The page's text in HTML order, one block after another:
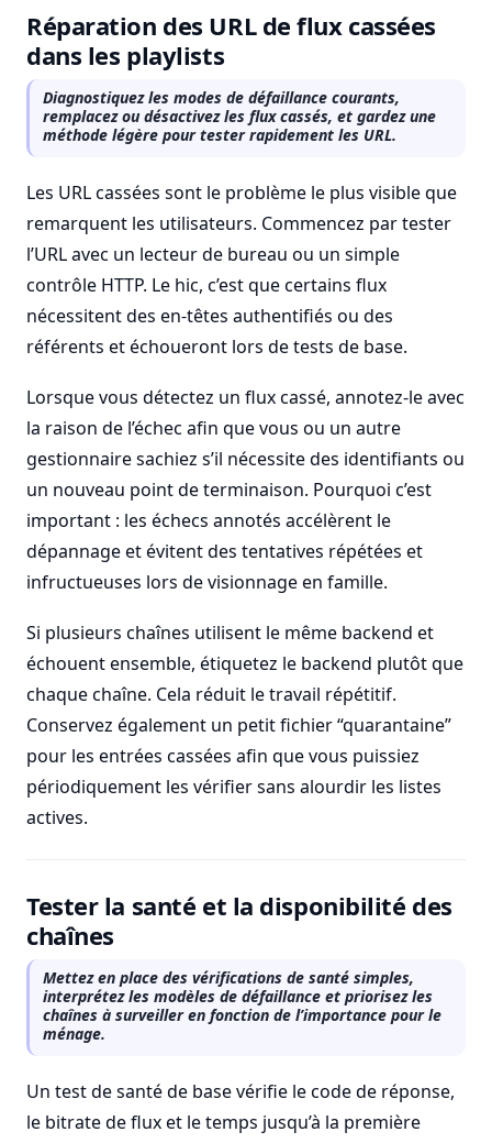
Réparation des URL de flux cassées
dans les playlists
Diagnostiquez les modes de défaillance courants,
remplacez ou désactivez les flux cassés, et gardez une
méthode légère pour tester rapidement les URL.
Les URL cassées sont le problème le plus visible que
remarquent les utilisateurs. Commencez par tester
l’URL avec un lecteur de bureau ou un simple
contrôle HTTP. Le hic, c’est que certains flux
nécessitent des en-têtes authentifiés ou des
référents et échoueront lors de tests de base.
Lorsque vous détectez un flux cassé, annotez-le avec
la raison de l’échec afin que vous ou un autre
gestionnaire sachiez s’il nécessite des identifiants ou
un nouveau point de terminaison. Pourquoi c’est
important : les échecs annotés accélèrent le
dépannage et évitent des tentatives répétées et
infructueuses lors de visionnage en famille.
Si plusieurs chaînes utilisent le même backend et
échouent ensemble, étiquetez le backend plutôt que
chaque chaîne. Cela réduit le travail répétitif.
Conservez également un petit fichier “quarantaine”
pour les entrées cassées afin que vous puissiez
périodiquement les vérifier sans alourdir les listes
actives.
Tester la santé et la disponibilité des
chaînes
Mettez en place des vérifications de santé simples,
interprétez les modèles de défaillance et priorisez les
chaînes à surveiller en fonction de l’importance pour le
ménage.
Un test de santé de base vérifie le code de réponse,
le bitrate de flux et le temps jusqu’à la première